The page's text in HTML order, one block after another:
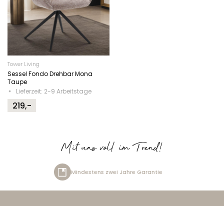
Tower Living
Sessel Fondo Drehbar Mona
Taupe
Lieferzeit: 2-9 Arbeitstage
219,-
Mit uns voll im Trend!